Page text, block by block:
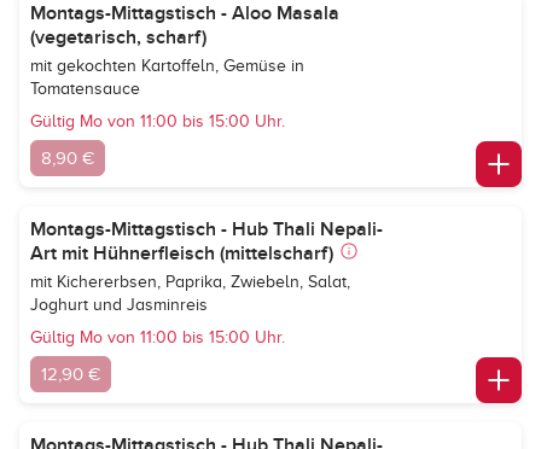
Montags-Mittagstisch - Aloo Masala
(vegetarisch, scharf)
mit gekochten Kartoffeln, Gemüse in
Tomatensauce
Gültig Mo von 11:00 bis 15:00 Uhr.
8,90 €
Montags-Mittagstisch - Hub Thali Nepali-
Art mit Hühnerfleisch (mittelscharf)
mit Kichererbsen, Paprika, Zwiebeln, Salat,
Joghurt und Jasminreis
Gültig Mo von 11:00 bis 15:00 Uhr.
12,90 €